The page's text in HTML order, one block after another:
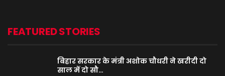
FEATURED STORIES
बिहार सरकार के मंत्री अशोक चौधरी ने खरीदी दो
साल में दो सौ…